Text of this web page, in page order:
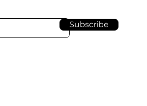
Subscribe